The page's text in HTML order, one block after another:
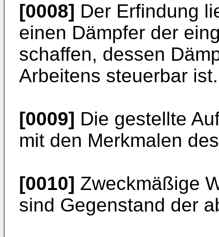
[0008] Der Erfindung
einen Dämpfer der
schaffen, dessen
Arbeitens steuerbar ist.
[0009] Die gestellte
mit den Merkmalen
[0010] Zweckmäßige
sind Gegenstand der